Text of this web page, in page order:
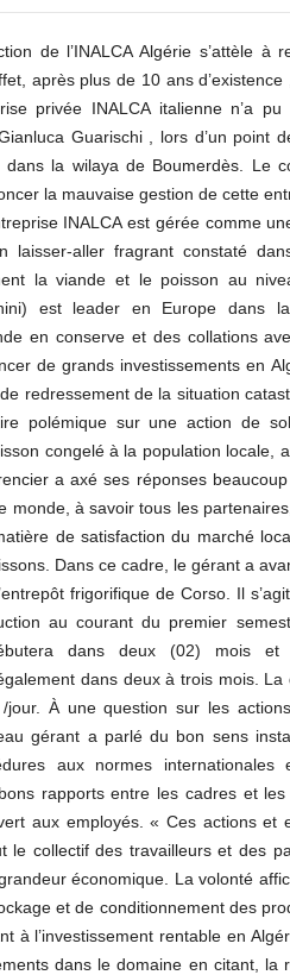
de l’INALCA Algérie s’attèle
après plus de 10 ans d’existence ,
privée INALCA italienne n’a
Guarischi , lors d’un point
dans la wilaya de Boumerdès. Le
la mauvaise gestion de cette
INALCA est gérée comme
laisser-aller fragrant constaté
la viande et le poisson au
est leader en Europe dans
en conserve et des collations
de grands investissements en
redressement de la situation
polémique sur une action de
congelé à la population locale,
a axé ses réponses
monde, à savoir tous les
de satisfaction du marché
Dans ce cadre, le gérant a
frigorifique de Corso. Il
au courant du premier
dans deux (02) mois et
dans deux à trois mois.
jour. À une question sur les
gérant a parlé du bon sens
aux normes
rapports entre les cadres et
aux employés. « Ces actions et
le collectif des travailleurs et des
économique. La volonté
et de conditionnement des
à l’investissement rentable en
dans le domaine en citant, la